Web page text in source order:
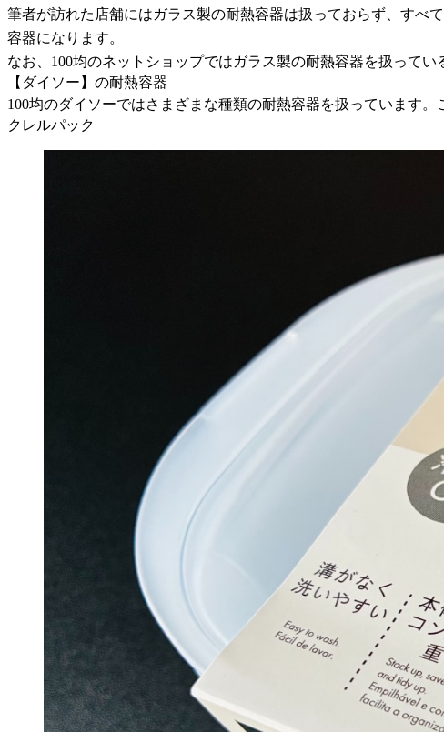
筆者が訪れた店舗にはガラス製の耐熱容器は扱っておらず、すべ
容器になります。
なお、100均のネットショップではガラス製の耐熱容器を扱って
【ダイソー】の耐熱容器
100均のダイソーではさまざまな種類の耐熱容器を扱っています。
クレルパック